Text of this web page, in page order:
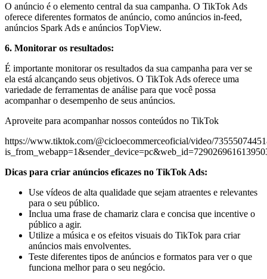
O anúncio é o elemento central da sua campanha. O TikTok Ads
oferece diferentes formatos de anúncio, como anúncios in-feed,
anúncios Spark Ads e anúncios TopView.
6. Monitorar os resultados:
É importante monitorar os resultados da sua campanha para ver se
ela está alcançando seus objetivos. O TikTok Ads oferece uma
variedade de ferramentas de análise para que você possa
acompanhar o desempenho de seus anúncios.
Aproveite para acompanhar nossos conteúdos no TikTok
https://www.tiktok.com/@cicloecommerceoficial/video/
Dicas para criar anúncios eficazes no TikTok Ads:
Use vídeos de alta qualidade que sejam atraentes e relevantes
para o seu público.
Inclua uma frase de chamariz clara e concisa que incentive o
público a agir.
Utilize a música e os efeitos visuais do TikTok para criar
anúncios mais envolventes.
Teste diferentes tipos de anúncios e formatos para ver o que
funciona melhor para o seu negócio.